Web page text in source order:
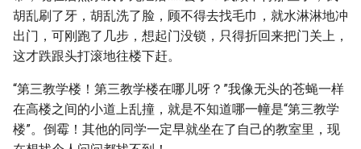
胡乱刷了牙，胡乱洗了脸，顾不得去找毛巾，就水淋淋地冲
出门，可刚跑了几步，想起门没锁，只得折回来把门关上，
这才跌跟头打滚地往楼下赶。
“第三教学楼！第三教学楼在哪儿呀？”我像无头的苍蝇一样
在高楼之间的小道上乱撞，就是不知道哪一幢是“第三教学
楼”。倒霉！其他的同学一定早就坐在了自己的教室里，现